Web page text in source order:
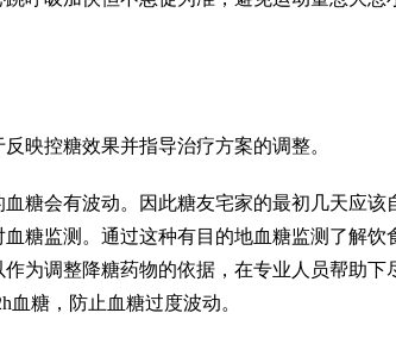
映控糖效果并指导治疗方案的调整。
糖会有波动。因此糖友宅家的最初几天应该
糖监测。通过这种有目的地血糖监测了解饮
为调整降糖药物的依据，在专业人员帮助下
糖，防止血糖过度波动。